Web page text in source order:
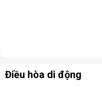
Điều hòa di động